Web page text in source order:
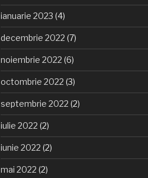
ianuarie 2023 (4)
decembrie 2022 (7)
noiembrie 2022 (6)
octombrie 2022 (3)
septembrie 2022 (2)
iulie 2022 (2)
iunie 2022 (2)
mai 2022 (2)